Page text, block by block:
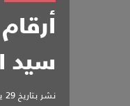
سيد
نشر بتاريخ29 يناير 2021